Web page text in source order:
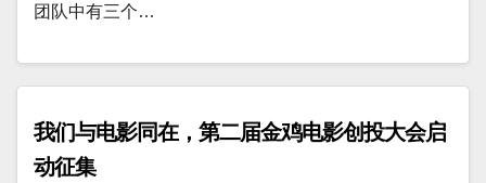
团队中有三个…
我们与电影同在，第二届金鸡电影创投大会启
动征集